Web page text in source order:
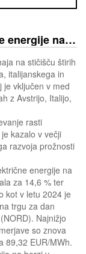
Gibanje cene pasovne in vršne energije na trgu za dan vnaprej v Sloveniji in na sosednjih borzah v letu 2025
na stičišču štirih
italijanskega in
vključen v med
z Avstrijo, Italijo,
rasti
kazalo v večji
razvoja prožnosti
energije na
za 14,6 % ter
kot v letu 2024 je
trgu za dan
Najnižjo
so znova
89,32 EUR/MWh.